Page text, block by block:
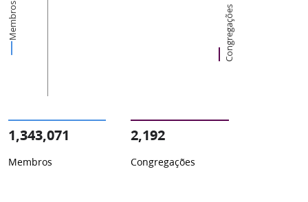
Membros Congregações
1,343,071
Membros
2,192
Congregações